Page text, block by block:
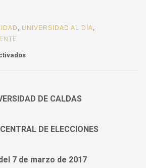
, UNIVERSIDAD AL DÍA,
en
del
declara
un
DE CALDAS
DE ELECCIONES
7 de marzo de 2017